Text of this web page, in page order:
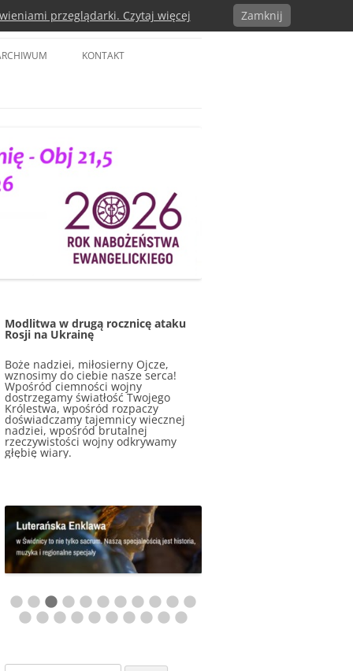
w RP
KONTAKT
Modlitwa w drugą rocznicę ataku
Rosji na Ukrainę
Kochający nasz Ojcze, do Ciebie
wznosimy dziś naszą modlitwę.
Doświadczając trwającej od dwóch
lat, wyniszczającej wojny, która
każdego dnia niesie ze sobą
zniszczenie i śmierć, czujemy się
wyczerpani. Nasze wołania stają się
coraz cichsze, ale jednocześnie
bardziej ufne: Wiemy, że Ty nas
przeglądarki. Czytaj więcej Zamknij